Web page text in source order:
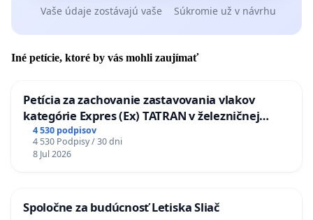
Vaše údaje zostávajú vaše Súkromie už v návrhu
Iné petície, ktoré by vás mohli zaujímať
Petícia za zachovanie zastavovania vlakov
kategórie Expres (Ex) TATRAN v železničnej
stanici Púchov
4 530 podpisov
4 530 Podpisy / 30 dni
8 Jul 2026
Spoločne za budúcnosť Letiska Sliač